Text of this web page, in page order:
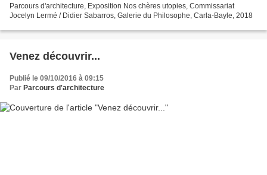
Parcours d'architecture, Exposition Nos chères utopies, Commissariat
Jocelyn Lermé / Didier Sabarros, Galerie du Philosophe, Carla-Bayle, 2018
Venez découvrir...
Publié le 09/10/2016 à 09:15
Par Parcours d'architecture